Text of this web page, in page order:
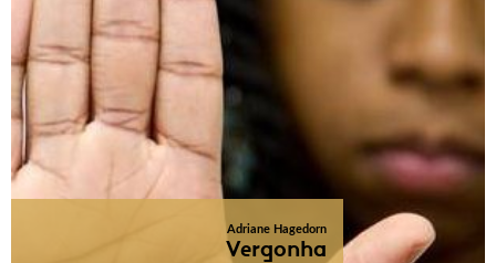
Adriane Hagedorn
Vergonha